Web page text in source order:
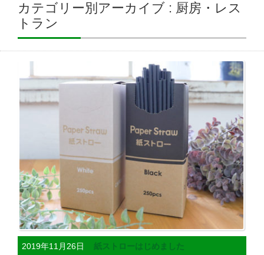
カテゴリー別アーカイブ : 厨房・レス
トラン
2019年11月26日 紙ストローはじめました